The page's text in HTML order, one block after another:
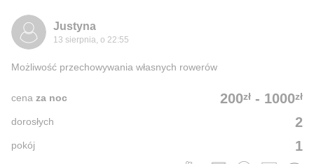
Justyna
13 sierpnia, o 22:55
Możliwość przechowywania własnych rowerów
200zł - 1000zł
cena za noc
2
dorosłych
1
pokój